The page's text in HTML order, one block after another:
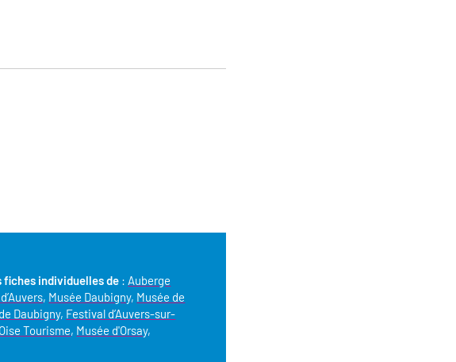
fiches individuelles de : Auberge
, Musée Daubigny, Musée de
Daubigny, Festival d’Auvers-sur-
Tourisme, Musée d'Orsay,